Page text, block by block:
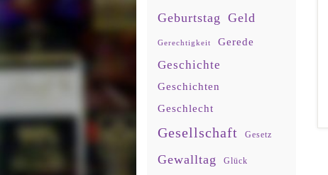
Geburtstag Geld
Gerechtigkeit Gerede
Geschichte
Geschichten
Geschlecht
Gesellschaft Gesetz
Gewalltag Glück